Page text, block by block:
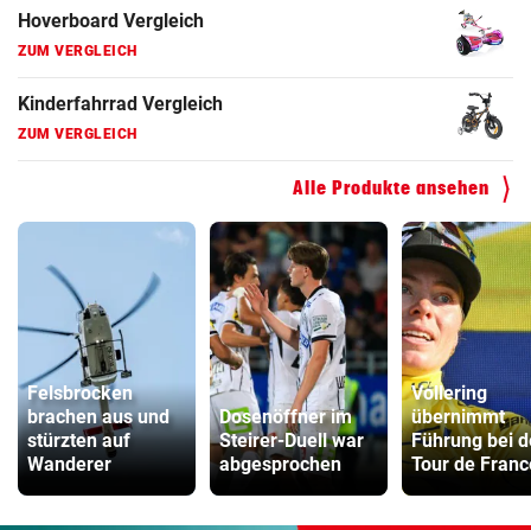
Hoverboard Vergleich
ZUM VERGLEICH
Kinderfahrrad Vergleich
ZUM VERGLEICH
Alle Produkte ansehen
Felsbrocken
brachen aus und
stürzten auf
Wanderer
Dosenöffner im
Steirer-Duell war
abgesprochen
Vollering
übernimmt
Führung bei
Tour de